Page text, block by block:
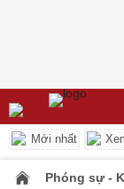
Mới nhất
Phóng sự -